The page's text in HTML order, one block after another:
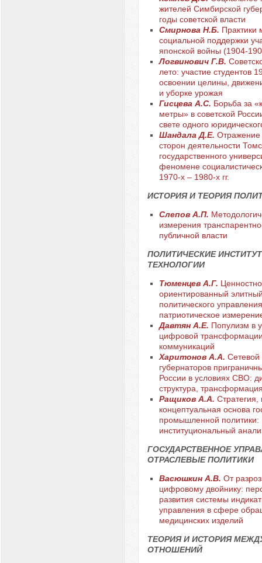
жителей Симбирской
годы советской власти
Смирнова Н.Б. Практики
социальной поддержки
японской войны (1904-
Логвинович Г.В.
лето: участие студентов
освоении целины,
и уборке урожая
Гисцева А.С. Борьба за
метры» в советской
свете одного
Шандала Д.Е. Отражение
сторон деятельности
государственного
феномене
1970-х – 1980-х гг.
ИСТОРИЯ И ТЕОРИЯ
Слепов А.П.
измерения
публичной власти
ПОЛИТИЧЕСКИЕ
ТЕХНОЛОГИИ
Тюменцев А.Г.
ориентированный
политического
патриотическое
Давтян А.Е. Популизм в
цифровой
коммуникаций
Харитонов А.А. Сетевой
губернаторов
России в условиях СВО:
структура,
Ращиков А.А. Стратегия,
концептуальная основа
промышленной политики:
институциональный
ГОСУДАРСТВЕННОЕ
ОТРАСЛЕВЫЕ ПОЛИТИКИ
Васюшкин А.В. От
цифровому двойнику:
развития системы
управления в сфере
медицинских изделий
ТЕОРИЯ И ИСТОРИЯ
ОТНОШЕНИЙ